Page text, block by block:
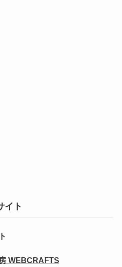
イト
WEBCRAFTS